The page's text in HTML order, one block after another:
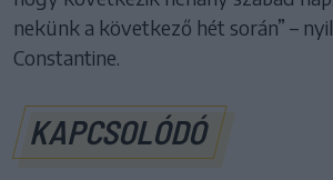
nekünk a következő hét során” –
Constantine.
KAPCSOLÓDÓ